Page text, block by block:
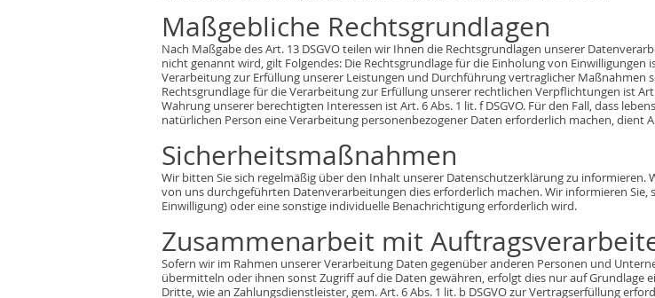
Maßgebliche Rechtsgrundlagen
Nach Maßgabe des Art. 13 DSGVO teilen wir Ihnen die Rechtsgrundlagen unserer
nicht genannt wird, gilt Folgendes: Die Rechtsgrundlage für die Einholung von Einwilligungen
Verarbeitung zur Erfüllung unserer Leistungen und Durchführung vertraglicher Maßnahmen
Rechtsgrundlage für die Verarbeitung zur Erfüllung unserer rechtlichen Verpflichtungen ist
Wahrung unserer berechtigten Interessen ist Art. 6 Abs. 1 lit. f DSGVO. Für den Fall, dass
natürlichen Person eine Verarbeitung personenbezogener Daten erforderlich machen, dient
Sicherheitsmaßnahmen
Wir bitten Sie sich regelmäßig über den Inhalt unserer Datenschutzerklärung zu
von uns durchgeführten Datenverarbeitungen dies erforderlich machen. Wir informieren
Einwilligung) oder eine sonstige individuelle Benachrichtigung erforderlich wird.
Zusammenarbeit mit
Sofern wir im Rahmen unserer Verarbeitung Daten gegenüber anderen Personen und
übermitteln oder ihnen sonst Zugriff auf die Daten gewähren, erfolgt dies nur auf Grundlage
Dritte, wie an Zahlungsdienstleister, gem. Art. 6 Abs. 1 lit. b DSGVO zur Vertragserfüllung